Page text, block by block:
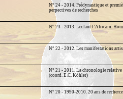
N° 24 - 2014. Prédynastique et
perpectives de recherches
N° 23 - 2013. Leclant l’Africain.
N° 22 - 2012. Les manifestations
N° 21 - 2011. La chronologie relative
(coord. E.C. Köhler)
N° 20 - 1990-2010. 20 ans de